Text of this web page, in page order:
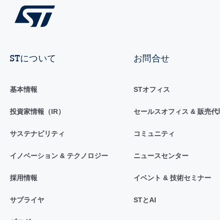
STについて
基本情報
投資家情報（IR）
サステナビリティ
イノベーション & テクノロジー
採用情報
サプライヤ
お問合せ
STオフィス
セールスオフィス & 販売代
コミュニティ
ニュースセンター
イベント & 技術セミナー
STとAI